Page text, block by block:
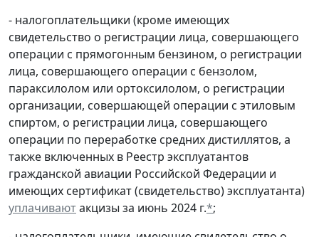
- налогоплательщики (кроме имеющих
свидетельство о регистрации лица, совершающего
операции с прямогонным бензином, о регистрации
лица, совершающего операции с бензолом,
параксилолом или ортоксилолом, о регистрации
организации, совершающей операции с этиловым
спиртом, о регистрации лица, совершающего
операции по переработке средних дистиллятов, а
также включенных в Реестр эксплуатантов
гражданской авиации Российской Федерации и
имеющих сертификат (свидетельство) эксплуатанта)
уплачиваютакцизы за июнь 2024 г.*;